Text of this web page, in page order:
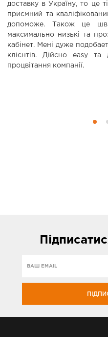
доставку в Україну, то це
приємний та
допоможе. Також це
максимально низькі та
кабінет. Мені дуже
клієнтів. Дійсно еаsy
процвітання компанії.